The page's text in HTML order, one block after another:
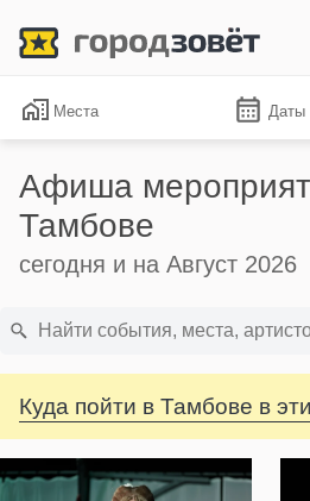
Места Даты
Афиша
Тамбове
сегодня и на Август 2026
Куда пойти в Тамбове в